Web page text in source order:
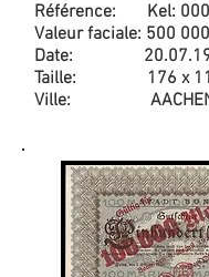
Référence: Kel:
Valeur faciale: 500
Date:
Taille: 176 x
Ville: